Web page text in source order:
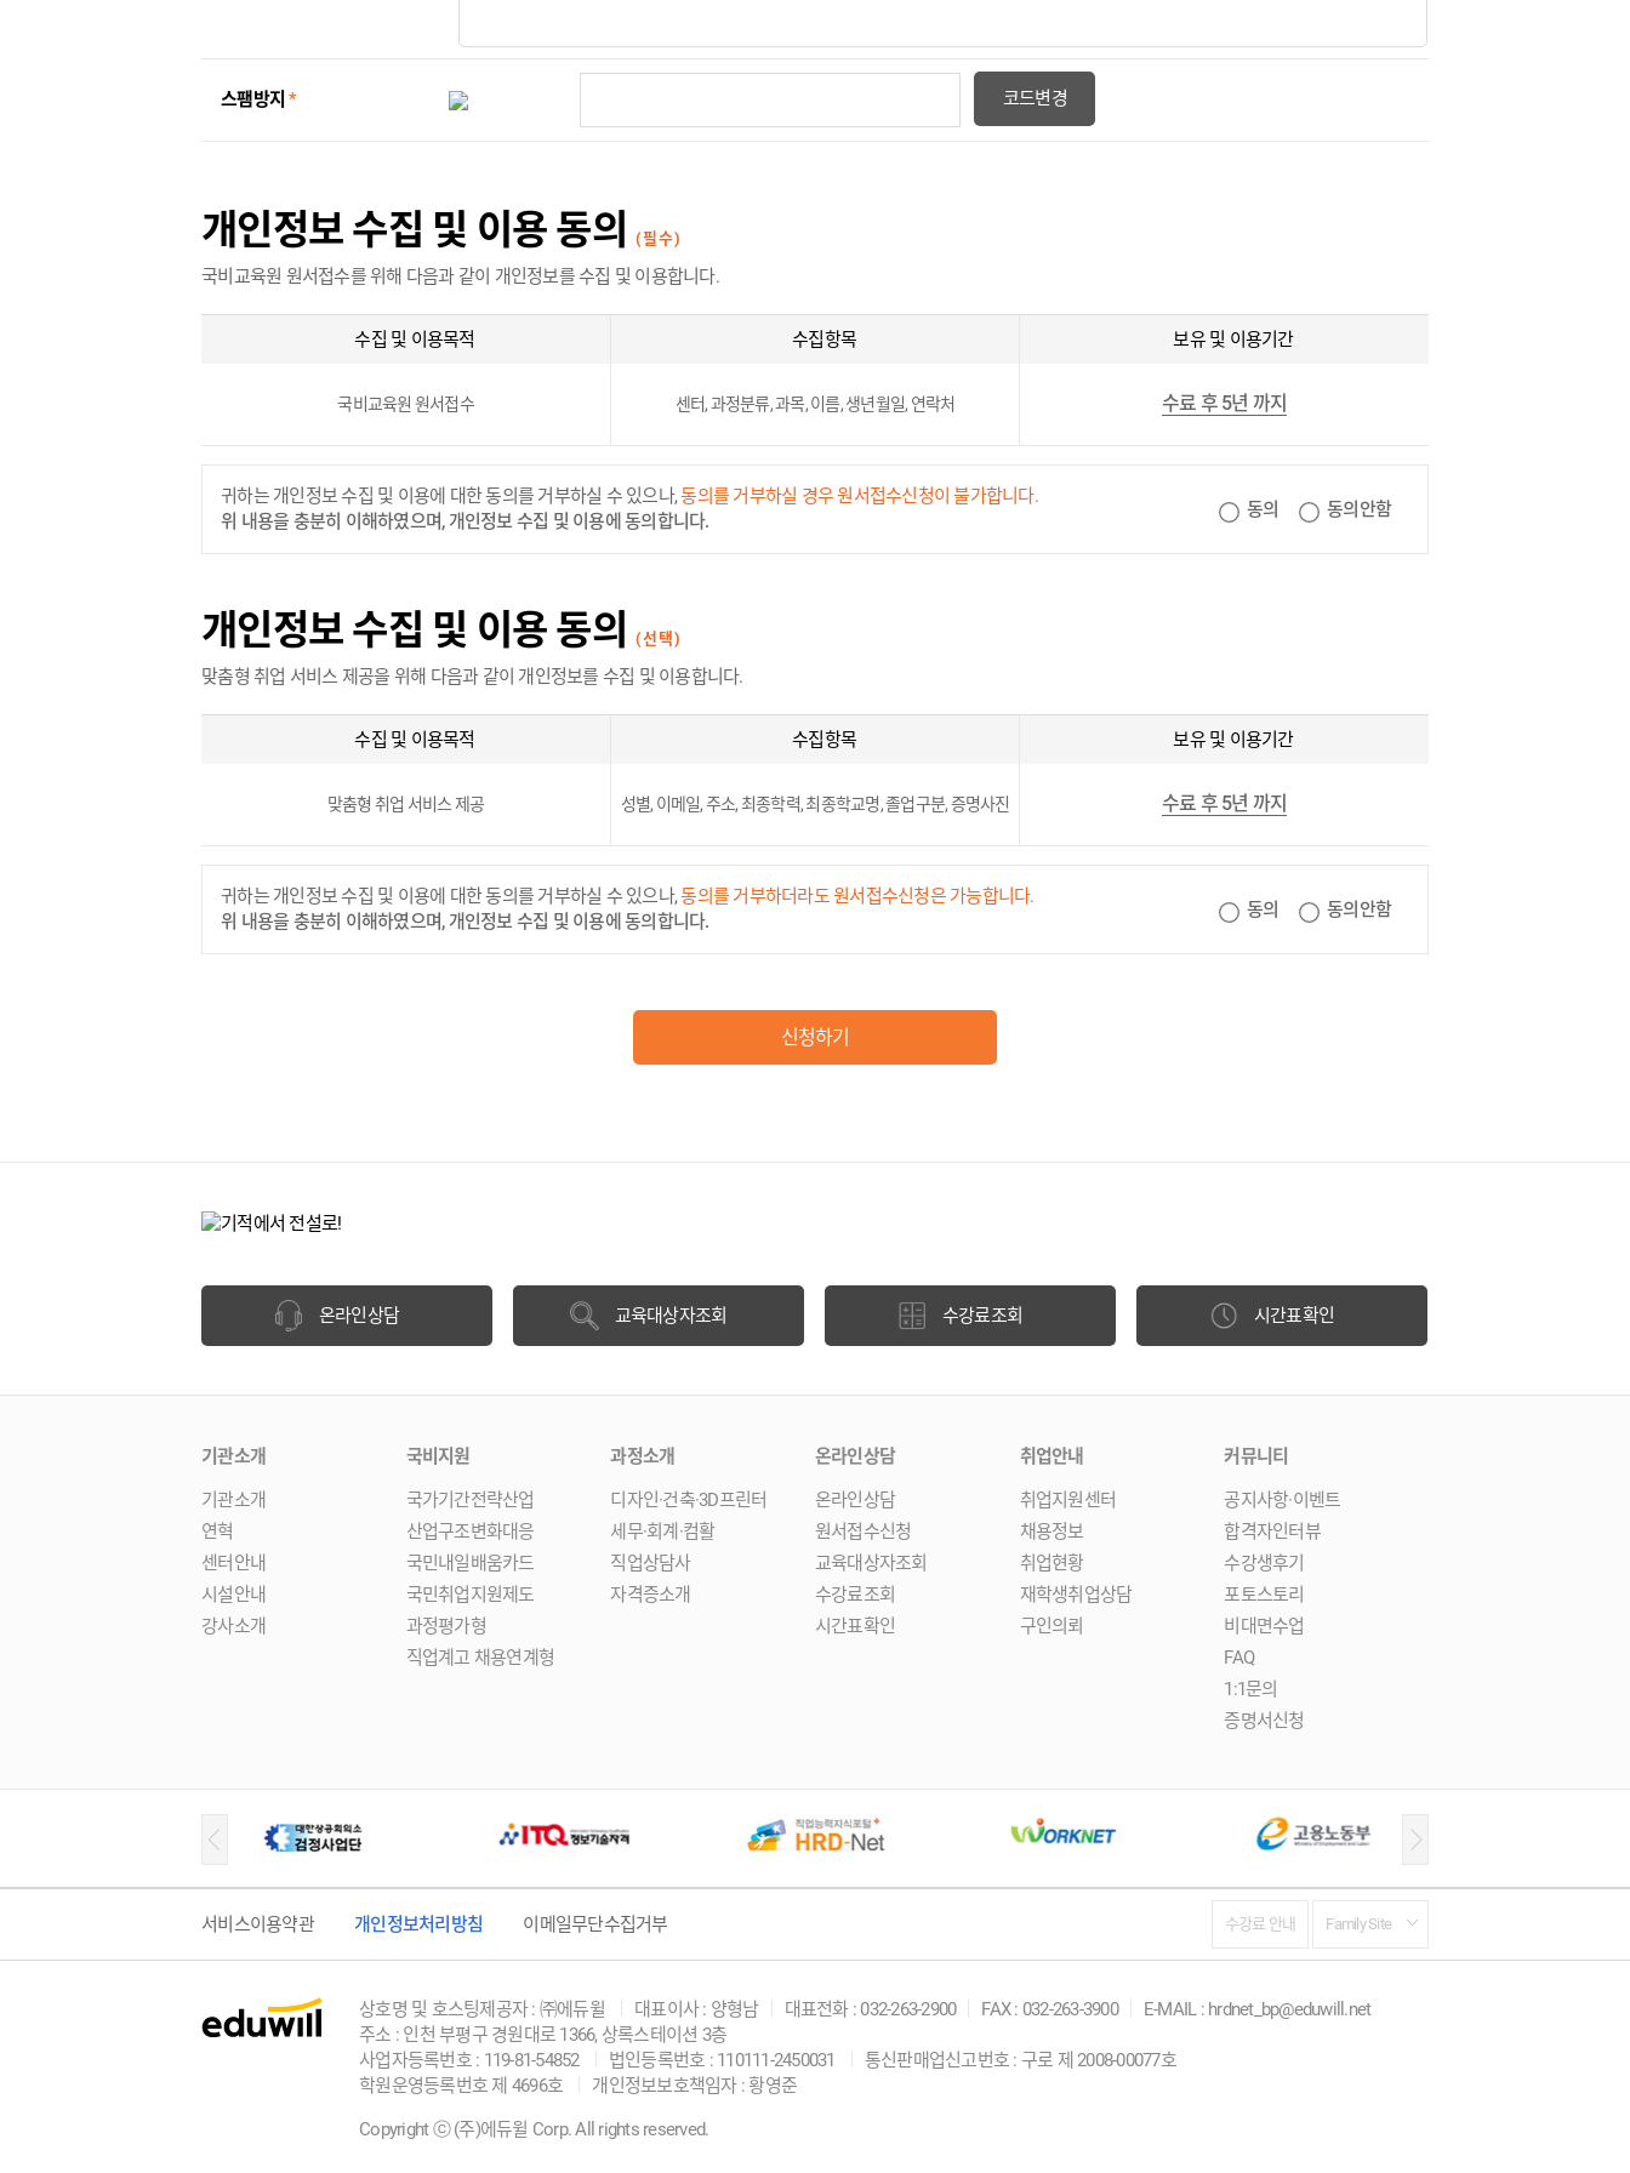
스팸방지 * 코드변경
개인정보 수집 및 이용 동의 (필수)
국비교육원 원서접수를 위해 다음과 같이 개인정보를 수집 및 이용합니다.
수집 및 이용목적 수집항목 보유 및 이용기간
국비교육원 원서접수 센터, 과정분류, 과목, 이름, 생년월일, 연락처 수료 후 5년 까지
귀하는 개인정보 수집 및 이용에 대한 동의를 거부하실 수 있으나,동의를 거부하실 경우 원서접수신청이 불가합니다.
위 내용을 충분히 이해하였으며, 개인정보 수집 및 이용에 동의합니다.
동의 동의안함
개인정보 수집 및 이용 동의 (선택)
맞춤형 취업 서비스 제공을 위해 다음과 같이 개인정보를 수집 및 이용합니다.
수집 및 이용목적 수집항목 보유 및 이용기간
맞춤형 취업 서비스 제공 성별, 이메일, 주소, 최종학력, 최종학교명, 졸업구분, 증명사진 수료 후 5년 까지
귀하는 개인정보 수집 및 이용에 대한 동의를 거부하실 수 있으나,동의를 거부하더라도 원서접수신청은 가능합니다.
위 내용을 충분히 이해하였으며, 개인정보 수집 및 이용에 동의합니다.
동의 동의안함
신청하기
온라인상담 교육대상자조회 수강료조회 시간표확인
기관소개
기관소개
연혁
센터안내
시설안내
강사소개
국비지원
국가기간전략산업
산업구조변화대응
국민내일배움카드
국민취업지원제도
과정평가형
직업계고 채용연계형
과정소개
디자인·건축·3D프린터
세무·회계·컴활
직업상담사
자격증소개
온라인상담
온라인상담
원서접수신청
교육대상자조회
수강료조회
시간표확인
취업안내
취업지원센터
채용정보
취업현황
재학생취업상담
구인의뢰
커뮤니티
공지사항·이벤트
합격자인터뷰
수강생후기
포토스토리
비대면수업
FAQ
1:1문의
증명서신청
수강료 안내 Family Site
서비스이용약관 개인정보처리방침 이메일무단수집거부
상호명 및 호스팅제공자 : ㈜에듀윌 대표이사 : 양형남 대표전화 : 032-263-2900 FAX : 032-263-3900
E-MAIL : hrdnet_bp@eduwill.net
주소 : 인천 부평구 경원대로 1366, 상록스테이션 3층
사업자등록번호 : 119-81-54852
법인등록번호 : 110111-2450031
통신판매업신고번호 : 구로 제 2008-00077호
학원운영등록번호 제 4696호
개인정보보호책임자 : 황영준
Copyright ⓒ (주)에듀윌 Corp. All rights reserved.